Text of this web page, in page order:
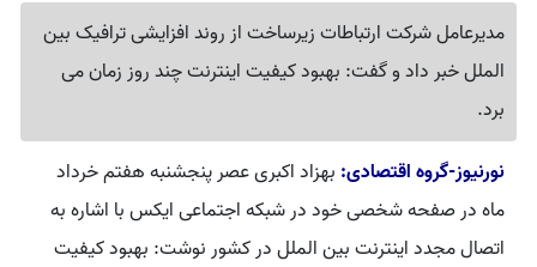
مدیرعامل شرکت ارتباطات زیرساخت از روند افزایشی ترافیک بین
الملل خبر داد و گفت: بهبود کیفیت اینترنت چند روز زمان می
برد.
نورنیوز-گروه اقتصادی: بهزاد اکبری عصر پنجشنبه هفتم خرداد
ماه در صفحه شخصی خود در شبکه اجتماعی ایکس با اشاره به
اتصال مجدد اینترنت بین الملل در کشور نوشت: بهبود کیفیت